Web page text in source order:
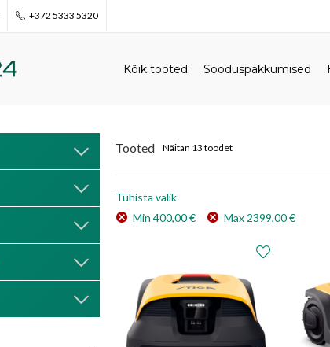
+372 5333 5320
Kõik tooted Sooduspakkumised
Tooted Näitan 13 toodet
Tühista valik
Min 400,00€ Max 2399,00€